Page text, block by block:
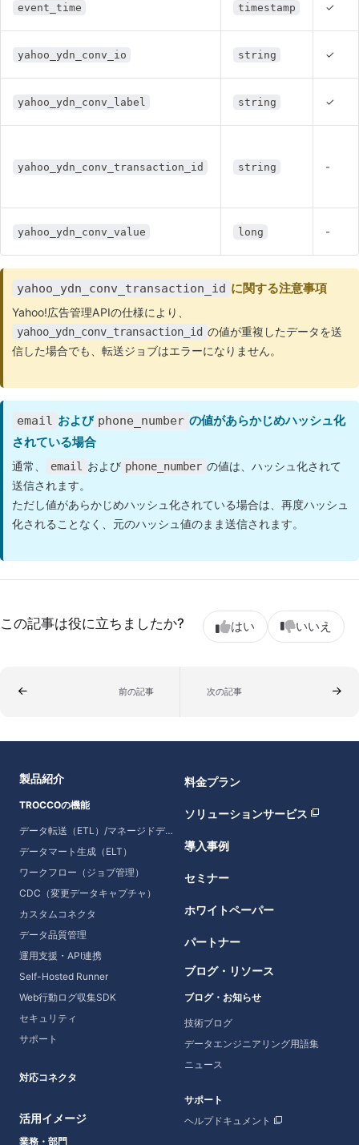
event_time timestamp ✓
yahoo_ydn_conv_io string ✓
yahoo_ydn_conv_label string ✓
yahoo_ydn_conv_transaction_id string -
yahoo_ydn_conv_value long -
yahoo_ydn_conv_transaction_id に関する注意事項
Yahoo!広告管理APIの仕様により、
yahoo_ydn_conv_transaction_id の値が重複したデータを送
信した場合でも、転送ジョブはエラーになりません。
email および phone_number の値があらかじめハッシュ化
されている場合
通常、 email および phone_number の値は、ハッシュ化されて
送信されます。
ただし値があらかじめハッシュ化されている場合は、再度ハッシュ
化されることなく、元のハッシュ値のまま送信されます。
この記事は役に立ちましたか? はい いいえ
前の記事 次の記事
製品紹介
TROCCOの機能
データ転送（ETL）/マネージドデータ転送
データマート生成（ELT）
ワークフロー（ジョブ管理）
CDC（変更データキャプチャ）
カスタムコネクタ
データ品質管理
運用支援・API連携
Self-Hosted Runner
Web行動ログ収集SDK
セキュリティ
サポート
対応コネクタ
活用イメージ
業務・部門
料金プラン
ソリューションサービス
導入事例
セミナー
ホワイトペーパー
パートナー
ブログ・リソース
ブログ・お知らせ
技術ブログ
データエンジニアリング用語集
ニュース
サポート
ヘルプドキュメント